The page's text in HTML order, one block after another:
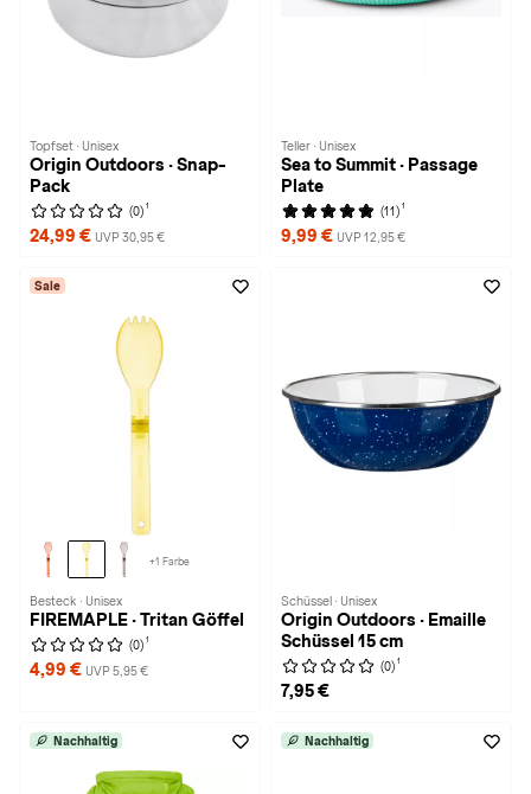
Topfset · Unisex
Origin Outdoors · Snap-
Pack
(0) 1
24,99 € UVP 30,95 €
Teller · Unisex
Sea to Summit · Passage
Plate
(11) 1
9,99 € UVP 12,95 €
Sale
+1 Farbe
Besteck · Unisex
FIREMAPLE · Tritan Göffel
(0) 1
4,99 € UVP 5,95 €
Schüssel · Unisex
Origin Outdoors · Emaille
Schüssel 15 cm
(0) 1
7,95 €
Nachhaltig Nachhaltig